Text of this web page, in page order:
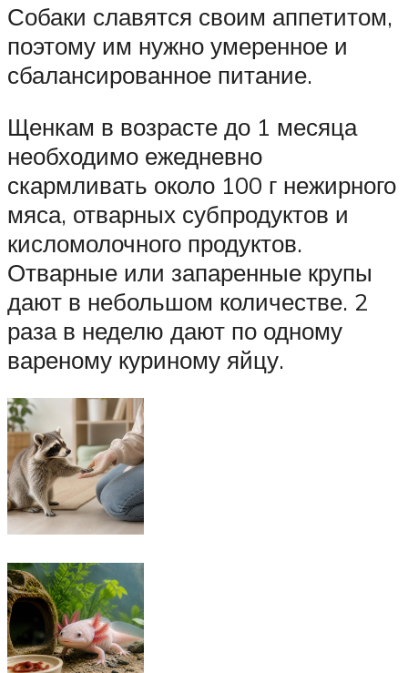
Собаки славятся своим аппетитом,
поэтому им нужно умеренное и
сбалансированное питание.
Щенкам в возрасте до 1 месяца
необходимо ежедневно
скармливать около 100 г нежирного
мяса, отварных субпродуктов и
кисломолочного продуктов.
Отварные или запаренные крупы
дают в небольшом количестве. 2
раза в неделю дают по одному
вареному куриному яйцу.